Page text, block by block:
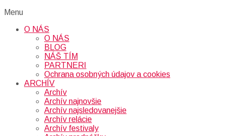
Menu
O NÁS
O NÁS
BLOG
NÁŠ TÍM
PARTNERI
Ochrana osobných údajov a cookies
ARCHÍV
Archív
Archív najnovšie
Archív najsledovanejšie
Archív relácie
Archív festivaly